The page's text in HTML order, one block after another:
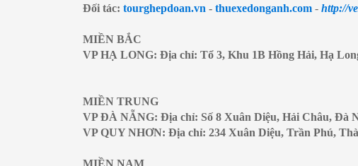
Đối tác: tourghepdoan.vn - thuexedonganh.com - http://
MIỀN BẮC
VP HẠ LONG: Địa chỉ: Tổ 3, Khu 1B Hồng Hải, Hạ
MIỀN TRUNG
VP ĐÀ NẴNG: Địa chỉ: Số 8 Xuân Diệu, Hải Châu, Đà
VP QUY NHƠN: Địa chỉ: 234 Xuân Diệu, Trần Phú,